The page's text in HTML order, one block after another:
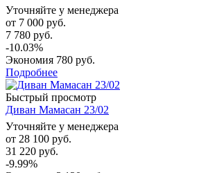
Уточняйте у менеджера
от 7 000 руб.
7 780 руб.
-10.03%
Экономия 780 руб.
Подробнее
Быстрый просмотр
Диван Мамасан 23/02
Уточняйте у менеджера
от 28 100 руб.
31 220 руб.
-9.99%